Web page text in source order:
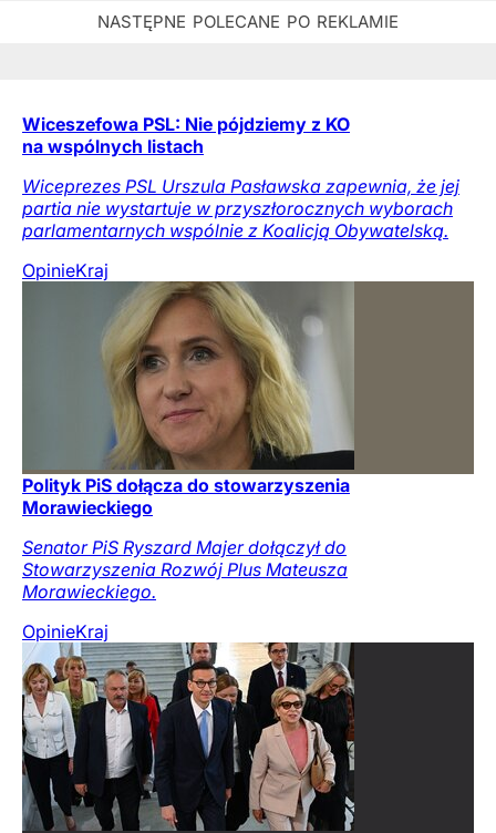
Wiceszefowa PSL: Nie pójdziemy z KO
na wspólnych listach
Wiceprezes PSL Urszula Pasławska zapewnia, że jej
partia nie wystartuje w przyszłorocznych wyborach
parlamentarnych wspólnie z Koalicją Obywatelską.
OpinieKraj
Polityk PiS dołącza do stowarzyszenia
Morawieckiego
Senator PiS Ryszard Majer dołączył do
Stowarzyszenia Rozwój Plus Mateusza
Morawieckiego.
OpinieKraj